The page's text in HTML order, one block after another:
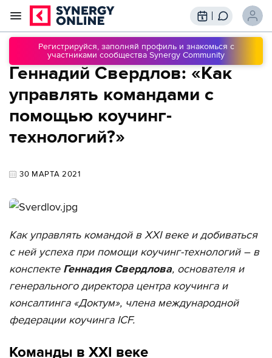
Регистрируйся, заполняй профиль и знакомься с
участниками сообщества Synergy Community
Трансляции
Вебинары
Обучение
Знания
Сообщество
Подписки
Геннадий Свердлов: «Как
управлять командами с
помощью коучинг-
технологий?»
30 МАРТА 2021
Как управлять командой в XXI веке и добиваться
с ней успеха при помощи коучинг-технологий – в
конспекте Геннадия Свердлова, основателя и
генерального директора центра коучинга и
консалтинга «Доктум», члена международной
федерации коучинга ICF.
Команды в XXI веке